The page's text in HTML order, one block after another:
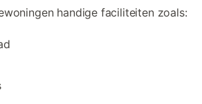
handige faciliteiten zoals: